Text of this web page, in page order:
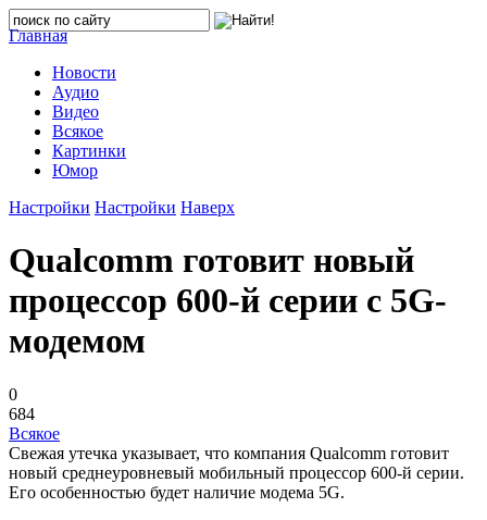
Главная
Новости
Аудио
Видео
Всякое
Картинки
Юмор
Настройки Настройки Наверх
Qualcomm готовит новый
процессор 600-й серии с 5G-
модемом
0
684
Всякое
Свежая утечка указывает, что компания Qualcomm готовит
новый среднеуровневый мобильный процессор 600-й серии.
Его особенностью будет наличие модема 5G.